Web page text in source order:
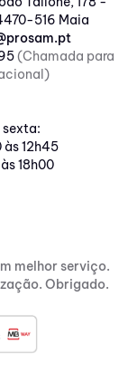
516 Maia
(Chamada para
sexta:
às 12h45
18h00
melhor serviço.
Obrigado.